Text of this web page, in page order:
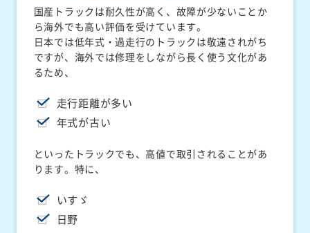
国産トラックは耐久性が高く、故障が少ないことか
ら海外でも高い評価を受けています。
日本では低年式・過走行のトラックは敬遠されがち
ですが、海外では修理をしながら長く使う文化があ
るため、
走行距離が多い
年式が古い
といったトラックでも、高値で取引されることがあ
ります。特に、
いすゞ
日野